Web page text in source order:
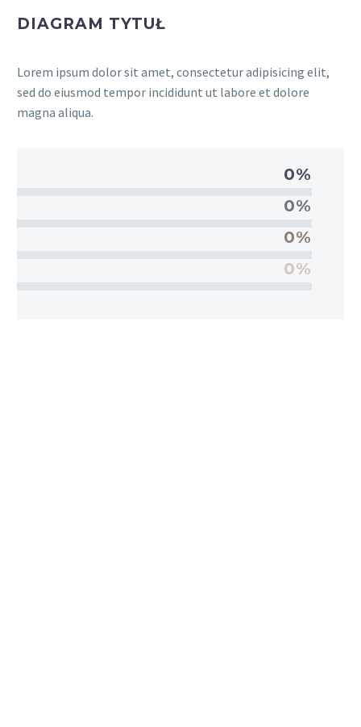
DIAGRAM TYTUŁ
Lorem ipsum dolor sit amet, consectetur adipisicing elit,
sed do eiusmod tempor incididunt ut labore et dolore
magna aliqua.
0%
0%
0%
0%